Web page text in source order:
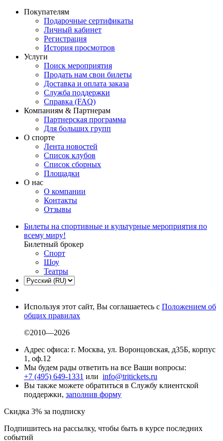
Покупателям
Подарочные сертификаты
Личный кабинет
Регистрация
История просмотров
Услуги
Поиск мероприятия
Продать нам свои билеты
Доставка и оплата заказа
Служба поддержки
Справка (FAQ)
Компаниям & Партнерам
Партнерская программа
Для больших групп
О спорте
Лента новостей
Список клубов
Список сборных
Площадки
О нас
О компании
Контакты
Отзывы
Билеты на спортивные и культурные мероприятия по
всему миру!
Билетный брокер
Спорт
Шоу
Театры
Используя этот сайт, Вы соглашаетесь с Положением об
общих правилах
©2010—2026
Адрес офиса: г. Москва, ул. Воронцовская, д35Б, корпус
1, оф.12
Мы будем рады ответить на все Ваши вопросы:
+7 (495) 649-1331 или info@tritickets.ru
Вы также можете обратиться в Службу клиентской
поддержки, заполнив форму
Скидка 3% за подписку
Подпишитесь на рассылку, чтобы быть в курсе последних
событий